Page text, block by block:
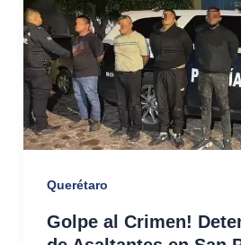
Querétaro
Golpe al Crimen!